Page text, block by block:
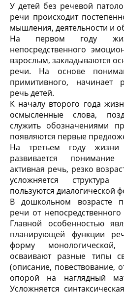
У детей без речевой
речи происходит
мышления, деятельности и
На первом году
непосредственного
взрослым, закладываются
речи. На основе
примитивного, начинает
речь детей.
К началу второго года
осмысленные слова,
служить обозначениями
появляются первые
На третьем году жизни
развивается
активная речь, резко
усложняется
пользуются диалогической
В дошкольном возрасте
речи от
Главной особенностью
планирующей функции
форму монологической,
осваивают разные типы
(описание, повествование,
опорой на наглядный
Усложняется